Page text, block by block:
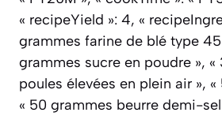
« recipeYield »: 4, «
grammes farine de blé type 45
grammes sucre en poudre »,
poules élevées en plein air »,
« 50 grammes beurre demi-sel